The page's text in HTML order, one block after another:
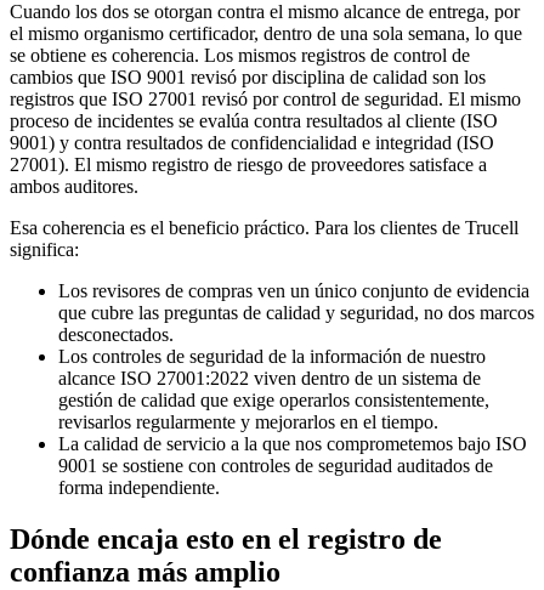
Cuando los dos se otorgan contra el mismo alcance de entrega, por
el mismo organismo certificador, dentro de una sola semana, lo que
se obtiene es coherencia. Los mismos registros de control de
cambios que ISO 9001 revisó por disciplina de calidad son los
registros que ISO 27001 revisó por control de seguridad. El mismo
proceso de incidentes se evalúa contra resultados al cliente (ISO
9001) y contra resultados de confidencialidad e integridad (ISO
27001). El mismo registro de riesgo de proveedores satisface a
ambos auditores.
Esa coherencia es el beneficio práctico. Para los clientes de Trucell
significa:
Los revisores de compras ven un único conjunto de evidencia
que cubre las preguntas de calidad y seguridad, no dos marcos
desconectados.
Los controles de seguridad de la información de nuestro
alcance ISO 27001:2022 viven dentro de un sistema de
gestión de calidad que exige operarlos consistentemente,
revisarlos regularmente y mejorarlos en el tiempo.
La calidad de servicio a la que nos comprometemos bajo ISO
9001 se sostiene con controles de seguridad auditados de
forma independiente.
Dónde encaja esto en el registro de
confianza más amplio